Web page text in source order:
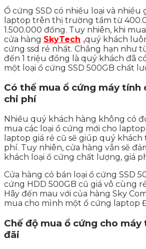
Ổ cứng SSD có nhiều loại và nhiều
laptop trên thị trường tầm từ
1.500.000 đồng. Tuy nhiên, khi
cửa hàng SkyTech .quý khách
cứng ssd rẻ nhất. Chẳng hạn như
đến 1 triệu đồng là quý khách đã
một loại ổ cứng SSD 500GB chất
Có thể mua ổ cứng máy
chi phí
Nhiều quý khách hàng không có
mua các loại ổ cứng mới cho
laptop giá rẻ cũ sẽ giúp quý
phí. Tuy nhiên, cửa hàng vẫn sẽ
khách loại ổ cứng chất lượng, giá
Cửa hàng có bán loại ổ cứng SSD
cứng HDD 500GB cũ giá vô cùng
Hãy đến mau với của hàng Sky
mua cho mình một ổ cứng laptop
Chế độ mua ổ cứng cho
đãi